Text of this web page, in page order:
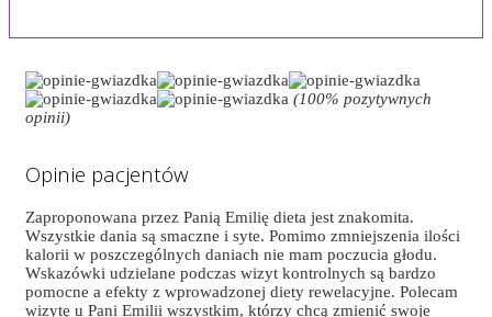
(100% pozytywnych
opinii)
Opinie pacjentów
Zaproponowana przez Panią Emilię dieta jest znakomita.
Wszystkie dania są smaczne i syte. Pomimo zmniejszenia ilości
kalorii w poszczególnych daniach nie mam poczucia głodu.
Wskazówki udzielane podczas wizyt kontrolnych są bardzo
pomocne a efekty z wprowadzonej diety rewelacyjne. Polecam
wizytę u Pani Emilii wszystkim, którzy chcą zmienić swoje